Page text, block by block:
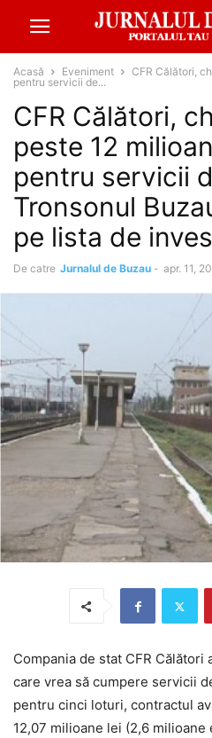
Acasă Eveniment
CFR Călători,
pentru servicii de...
CFR Călători,
peste 12
pentru servicii
Tronsonul
pe lista de
De catre Jurnalul de Buzau - apr. 11,
Compania de stat CFR
care vrea să cumpere servicii
pentru cinci loturi, contractul
12,07 milioane lei (2,6